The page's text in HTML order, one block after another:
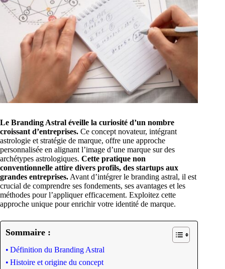
Le Branding Astral éveille la curiosité d’un nombre
croissant d’entreprises. Ce concept novateur, intégrant
astrologie et stratégie de marque, offre une approche
personnalisée en alignant l’image d’une marque sur des
archétypes astrologiques. Cette pratique non
conventionnelle attire divers profils, des startups aux
grandes entreprises. Avant d’intégrer le branding astral, il est
crucial de comprendre ses fondements, ses avantages et les
méthodes pour l’appliquer efficacement. Exploitez cette
approche unique pour enrichir votre identité de marque.
Sommaire :
Définition du Branding Astral
Histoire et origine du concept